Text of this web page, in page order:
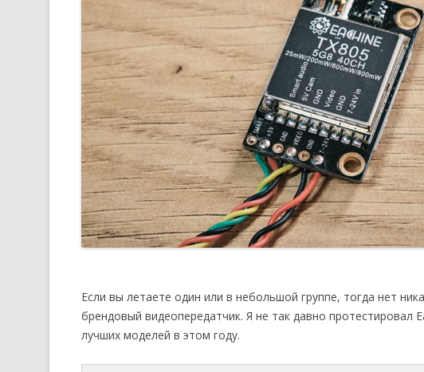
Если вы летаете один или в небольшой группе, тогда нет
брендовый видеопередатчик. Я не так давно протестировал
лучших моделей в этом году.